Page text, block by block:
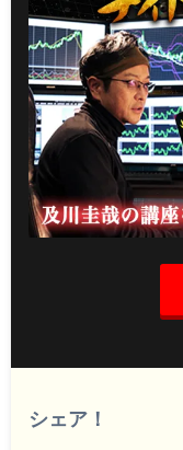
シェア！